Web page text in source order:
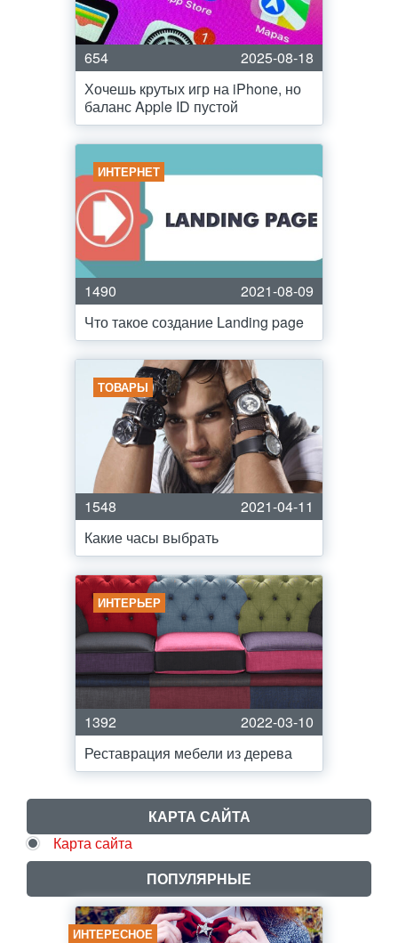
654
2025-08-18
Хочешь крутых игр на iPhone, но
баланс Apple ID пустой
ИНТЕРНЕТ
1490
2021-08-09
Что такое создание Landing page
ТОВАРЫ
1548
2021-04-11
Какие часы выбрать
ИНТЕРЬЕР
1392
2022-03-10
Реставрация мебели из дерева
КАРТА САЙТА
Карта сайта
ПОПУЛЯРНЫЕ
ИНТЕРЕСНОЕ